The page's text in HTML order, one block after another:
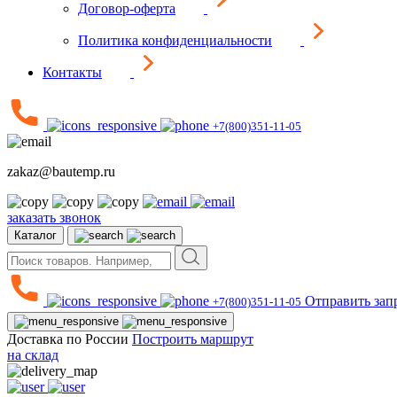
Договор-оферта
Политика конфиденциальности
Контакты
+7(800)351-11-05
zakaz@bautemp.ru
заказать звонок
Каталог
+7(800)351-11-05 Отправить
Доставка по России Построить маршрут
на склад